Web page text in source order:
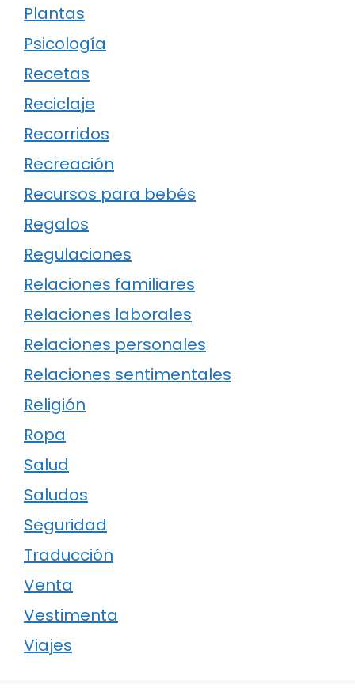
Plantas
Psicología
Recetas
Reciclaje
Recorridos
Recreación
Recursos para bebés
Regalos
Regulaciones
Relaciones familiares
Relaciones laborales
Relaciones personales
Relaciones sentimentales
Religión
Ropa
Salud
Saludos
Seguridad
Traducción
Venta
Vestimenta
Viajes